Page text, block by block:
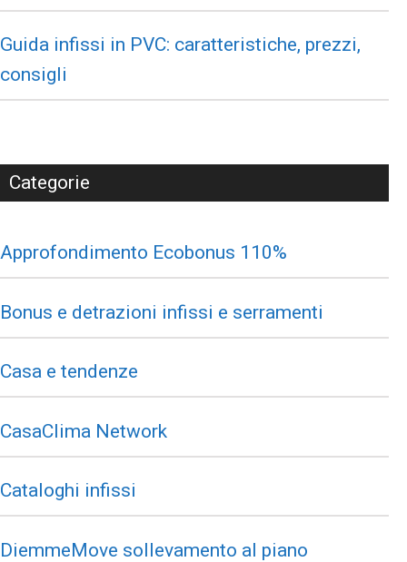
Guida infissi in PVC: caratteristiche, prezzi,
consigli
Categorie
Approfondimento Ecobonus 110%
Bonus e detrazioni infissi e serramenti
Casa e tendenze
CasaClima Network
Cataloghi infissi
DiemmeMove sollevamento al piano